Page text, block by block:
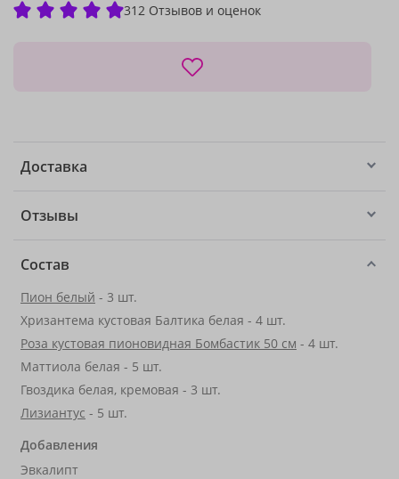
312 Отзывов и оценок
Доставка
Отзывы
Состав
Пион белый - 3 шт.
Хризантема кустовая Балтика белая - 4 шт.
Роза кустовая пионовидная Бомбастик 50 см - 4 шт.
Маттиола белая - 5 шт.
Гвоздика белая, кремовая - 3 шт.
Лизиантус - 5 шт.
Добавления
Эвкалипт